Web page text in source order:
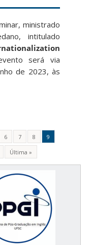
ministrado
intitulado
será via
de 2023, às
6 7 8
9
Última »